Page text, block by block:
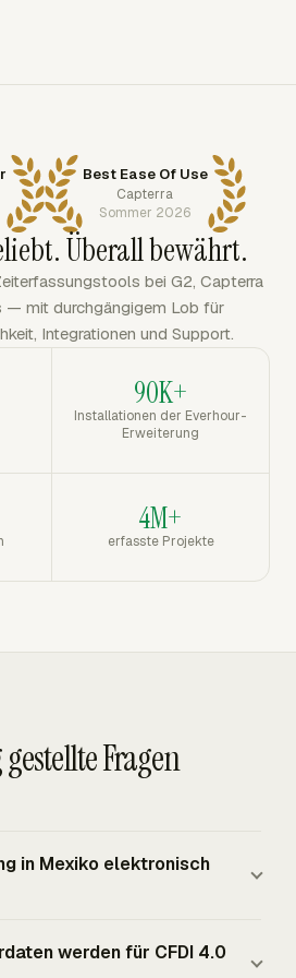
Best Ease Of Use
Capterra
Sommer 2026
Überall bewährt.
bei G2, Capterra
— mit durchgängigem Lob für
Integrationen und Support.
90K+
Installationen der Everhour-
Erweiterung
4M+
erfasste Projekte
Fragen
in Mexiko elektronisch
SAT-Regeln, mit der
werden für CFDI 4.0